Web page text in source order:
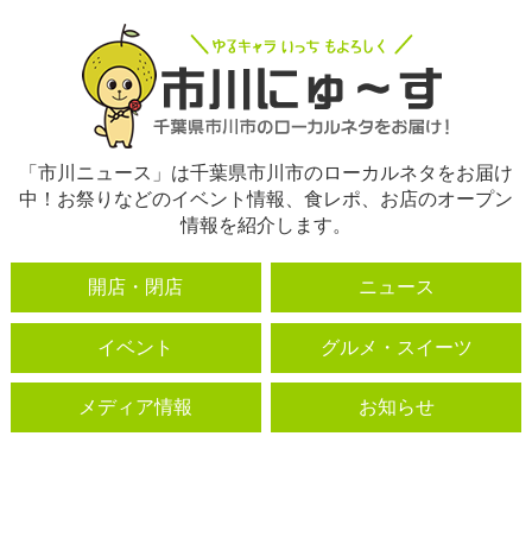
「市川ニュース」は千葉県市川市のローカルネタをお届け
中！お祭りなどのイベント情報、食レポ、お店のオープン
情報を紹介します。
開店・閉店 ニュース
イベント グルメ・スイーツ
メディア情報 お知らせ